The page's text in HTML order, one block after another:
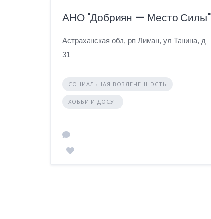
АНО "Добриян — Место Силы"
Астраханская обл, рп Лиман, ул Танина, д
31
СОЦИАЛЬНАЯ ВОВЛЕЧЕННОСТЬ
ХОББИ И ДОСУГ